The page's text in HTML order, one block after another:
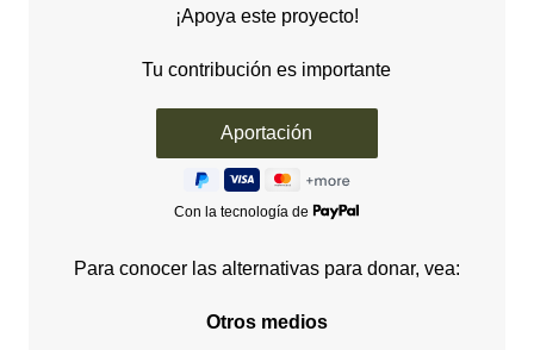
¡Apoya este proyecto!
Tu contribución es importante
Con la tecnología de
Para conocer las alternativas para donar, vea:
Otros medios